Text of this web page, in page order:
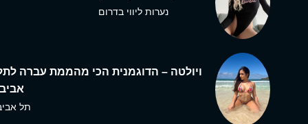
נערות ליווי בדרום
ויולטה – הדוגמנית הכי מהממת עברה
תל